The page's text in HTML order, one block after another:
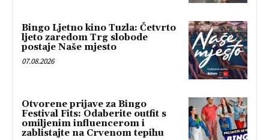
Bingo Ljetno kino Tuzla: Četvrto
ljeto zaredom Trg slobode
postaje Naše mjesto
07.08.2026
Otvorene prijave za Bingo
Festival Fits: Odaberite outfit s
omiljenim influencerom i
zablistajte na Crvenom tepihu